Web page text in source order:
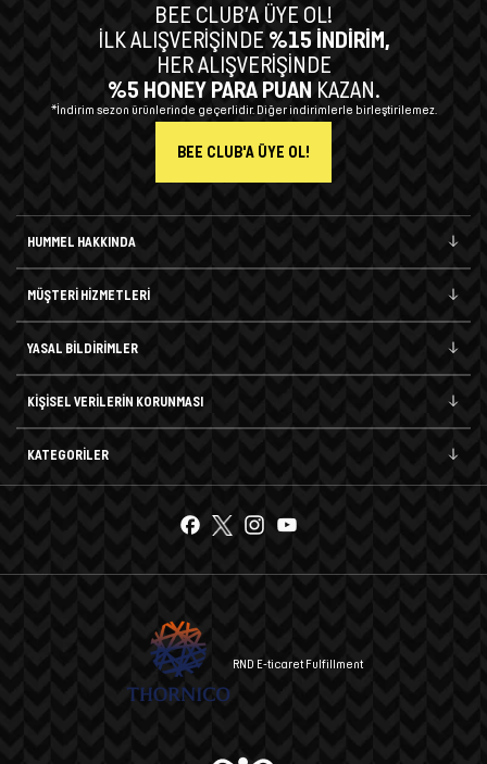
HUMMEL HAKKINDA
MÜŞTERİ HİZMETLERİ
YASAL BİLDİRİMLER
KİŞİSEL VERİLERİN KORUNMASI
KATEGORİLER
BEE CLUB’A ÜYE OL!
İLK ALIŞVERİŞİNDE %15 İNDİRİM,
HER ALIŞVERİŞİNDE
%5 HONEY PARA PUAN KAZAN.
*İndirim sezon ürünlerinde geçerlidir. Diğer indirimlerle birleştirilemez.
BEE CLUB'A ÜYE OL!
RND E-ticaret Fulfillment